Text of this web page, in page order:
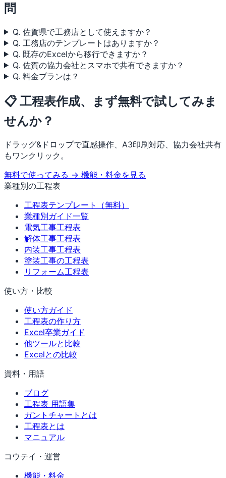
問
Q. 佐賀県で工務店として使えますか？
Q. 工務店のテンプレートはありますか？
Q. 既存のExcelから移行できますか？
Q. 佐賀の協力会社とスマホで共有できますか？
Q. 料金プランは？
📋 工程表作成、まず無料で試してみま
せんか？
ドラッグ&ドロップで直感操作、A3印刷対応、協力会社共有
もワンクリック。
無料で使ってみる → 機能・料金を見る
業種別の工程表
工程表テンプレート（無料）
業種別ガイド一覧
電気工事工程表
解体工事工程表
内装工事工程表
塗装工事の工程表
リフォーム工程表
使い方・比較
使い方ガイド
工程表の作り方
Excel卒業ガイド
他ツールと比較
Excelとの比較
資料・用語
ブログ
工程表 用語集
ガントチャートとは
工程表とは
マニュアル
コウテイ・運営
機能・料金